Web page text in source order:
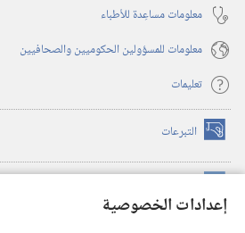
إعدادات الخصوصية
معلومات مساعِدة للأطباء
معلومات للمسؤولين الحكوميين والصحافيين
تعليمات
التبرعات (يفتح
نافذة
(يفتح
نافذة